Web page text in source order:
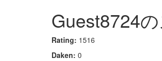
Guest8724
Rating: 1516
Daken: 0